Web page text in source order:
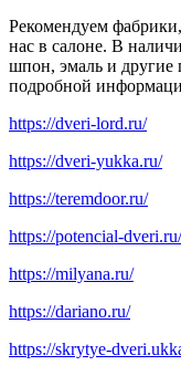
Рекомендуем
нас в салоне. В
шпон, эмаль и
подробной
https://dveri-lord.ru/
https://dveri-yukka.ru/
https://teremdoor.ru/
https://potencial-dveri.ru/
https://milyana.ru/
https://dariano.ru/
https://skrytye-